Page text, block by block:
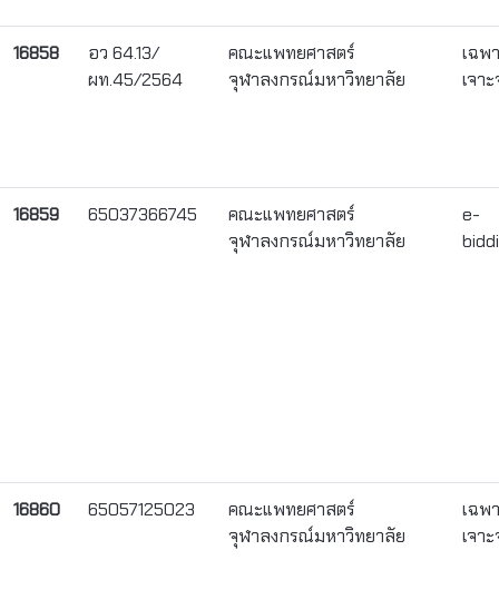
16858
อว 64.13/
ผท.45/2564
คณะแพทยศาสตร์
จุฬาลงกรณ์มหาวิทยาลัย
เฉพ
เจา
16859 65037366745
คณะแพทยศาสตร์
จุฬาลงกรณ์มหาวิทยาลัย
e-
16860 65057125023
คณะแพทยศาสตร์
จุฬาลงกรณ์มหาวิทยาลัย
เฉพ
เจา